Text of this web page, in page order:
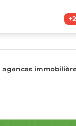
agences